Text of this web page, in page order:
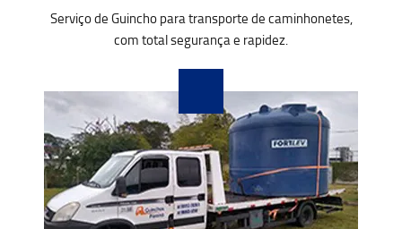
Serviço de Guincho para transporte de caminhonetes,
com total segurança e rapidez.